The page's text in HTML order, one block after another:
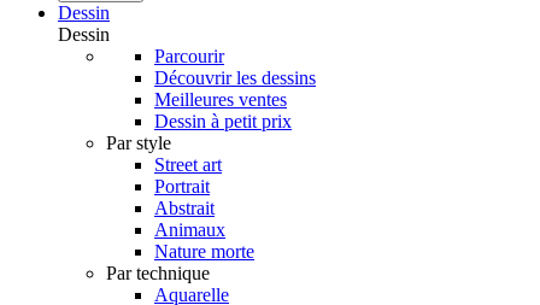
Dessin
Dessin
Parcourir
Découvrir les dessins
Meilleures ventes
Dessin à petit prix
Par style
Street art
Portrait
Abstrait
Animaux
Nature morte
Par technique
Aquarelle